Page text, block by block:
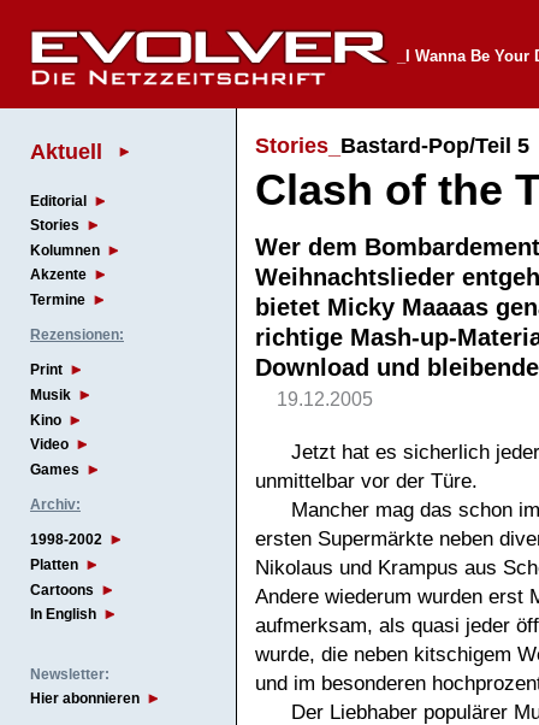
_I Wanna Be Your
Aktuell
Editorial
Stories
Kolumnen
Akzente
Termine
Rezensionen:
Print
Musik
Kino
Video
Games
Archiv:
1998-2002
Platten
Cartoons
In English
Newsletter:
Hier abonnieren
Stories_ Bastard-Pop/Teil 5
Clash of the
Wer dem
Weihnachtslieder
bietet Micky Maaaas
richtige Mash-up-
Download und
19.12.2005
Jetzt hat es sicherlich
unmittelbar vor der Türe.
Mancher mag das schon
ersten Supermärkte neben
Nikolaus und Krampus aus
Andere wiederum wurden erst
aufmerksam, als quasi jeder
wurde, die neben kitschigem
und im besonderen
Der Liebhaber populärer